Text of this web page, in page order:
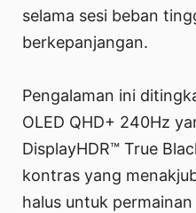
selama sesi beban
berkepanjangan.
Pengalaman ini
OLED QHD+ 240Hz
DisplayHDR™ True
kontras yang
halus untuk